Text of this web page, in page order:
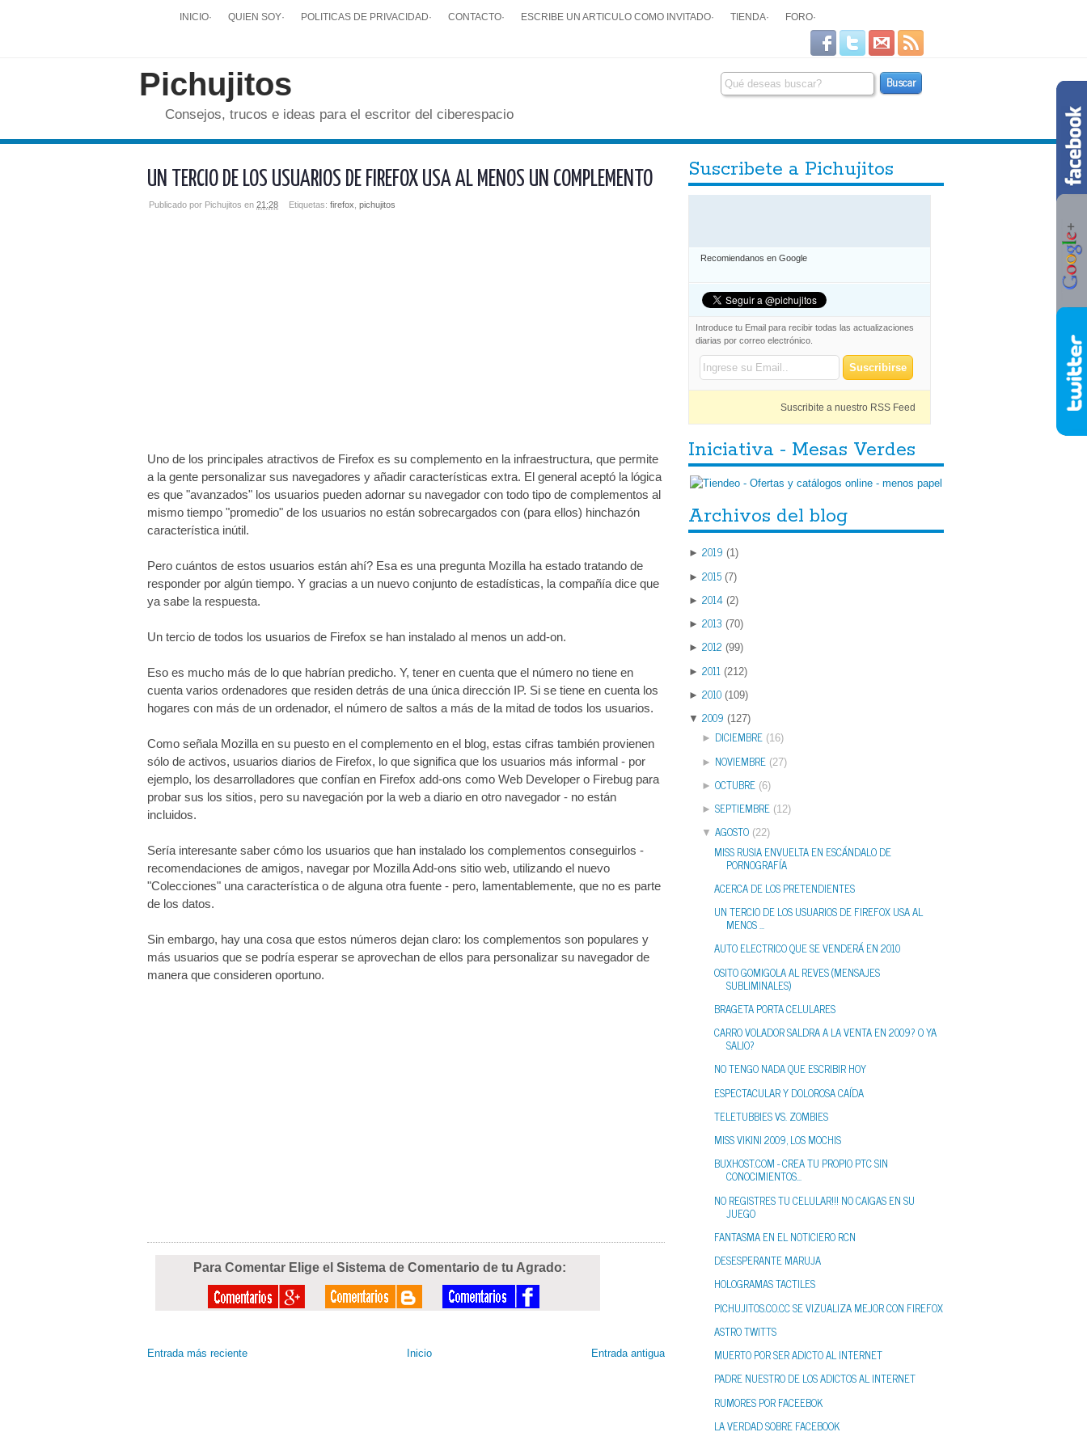
INICIO· QUIEN SOY· POLITICAS DE PRIVACIDAD· CONTACTO· ESCRIBE UN ARTICULO COMO INVITADO· TIENDA· FORO·
Pichujitos
Consejos, trucos e ideas para el escritor del ciberespacio
UN TERCIO DE LOS USUARIOS DE FIREFOX USA AL MENOS UN COMPLEMENTO
Publicado por Pichujitos en 21:28 Etiquetas: firefox pichujitos
Uno de los principales atractivos de Firefox es su complemento en la infraestructura, que permite
a la gente personalizar sus navegadores y añadir características extra. El general aceptó la lógica
es que "avanzados" los usuarios pueden adornar su navegador con todo tipo de complementos al
mismo tiempo "promedio" de los usuarios no están sobrecargados con (para ellos) hinchazón
característica inútil.
Pero cuántos de estos usuarios están ahí? Esa es una pregunta Mozilla ha estado tratando de
responder por algún tiempo. Y gracias a un nuevo conjunto de estadísticas, la compañía dice que
ya sabe la respuesta.
Un tercio de todos los usuarios de Firefox se han instalado al menos un add-on.
Eso es mucho más de lo que habrían predicho. Y, tener en cuenta que el número no tiene en
cuenta varios ordenadores que residen detrás de una única dirección IP. Si se tiene en cuenta los
hogares con más de un ordenador, el número de saltos a más de la mitad de todos los usuarios.
Como señala Mozilla en su puesto en el complemento en el blog, estas cifras también provienen
sólo de activos, usuarios diarios de Firefox, lo que significa que los usuarios más informal - por
ejemplo, los desarrolladores que confían en Firefox add-ons como Web Developer o Firebug para
probar sus los sitios, pero su navegación por la web a diario en otro navegador - no están
incluidos.
Sería interesante saber cómo los usuarios que han instalado los complementos conseguirlos -
recomendaciones de amigos, navegar por Mozilla Add-ons sitio web, utilizando el nuevo
"Colecciones" una característica o de alguna otra fuente - pero, lamentablemente, que no es parte
de los datos.
Sin embargo, hay una cosa que estos números dejan claro: los complementos son populares y
más usuarios que se podría esperar se aprovechan de ellos para personalizar su navegador de
manera que consideren oportuno.
Para Comentar Elige el Sistema de Comentario de tu Agrado:
Entrada más reciente Entrada antigua
Inicio
Suscribete a Pichujitos
Recomiendanos en Google
Introduce tu Email para recibir todas las actualizaciones
diarias por correo electrónico.
Suscribite a nuestro RSS Feed
Iniciativa - Mesas Verdes
Archivos del blog
► 2019 (1)
► 2015 (7)
► 2014 (2)
► 2013 (70)
► 2012 (99)
► 2011 (212)
► 2010 (109)
▼ 2009 (127)
► DICIEMBRE (16)
► NOVIEMBRE (27)
► OCTUBRE (6)
► SEPTIEMBRE (12)
▼ AGOSTO (22)
MISS RUSIA ENVUELTA EN ESCÁNDALO DE
PORNOGRAFÍA
ACERCA DE LOS PRETENDIENTES
UN TERCIO DE LOS USUARIOS DE FIREFOX USA AL
MENOS ...
AUTO ELECTRICO QUE SE VENDERÁ EN 2010
OSITO GOMIGOLA AL REVES (MENSAJES
SUBLIMINALES)
BRAGETA PORTA CELULARES
CARRO VOLADOR SALDRA A LA VENTA EN 2009? O YA
SALIO?
NO TENGO NADA QUE ESCRIBIR HOY
ESPECTACULAR Y DOLOROSA CAÍDA
TELETUBBIES VS. ZOMBIES
MISS VIKINI 2009, LOS MOCHIS
BUXHOST.COM - CREA TU PROPIO PTC SIN
CONOCIMIENTOS...
NO REGISTRES TU CELULAR!!! NO CAIGAS EN SU
FANTASMA EN EL NOTICIERO RCN
DESESPERANTE MARUJA
HOLOGRAMAS TACTILES
PICHUJITOS.CO.CC SE VIZUALIZA MEJOR CON FIREFOX
ASTRO TWITTS
MUERTO POR SER ADICTO AL INTERNET
PADRE NUESTRO DE LOS ADICTOS AL INTERNET
RUMORES POR FACEEBOK
LA VERDAD SOBRE FACEBOOK